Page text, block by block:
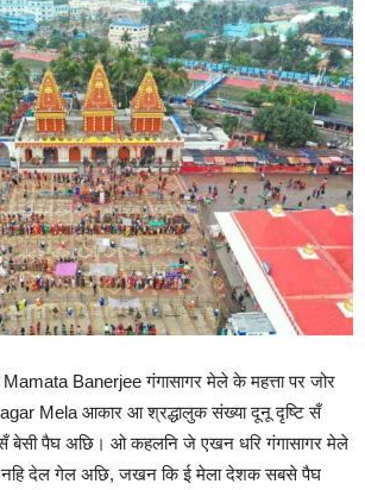
Mamata Banerjee गंगासागर मेले के महत्ता पर जोर
Mela आकार आ श्रद्धालुक संख्या दूनू दृष्टि सँ
बेसी पैघ अछि। ओ कहलनि जे एखन धरि गंगासागर मेले
नहि देल गेल अछि, जखन कि ई मेला देशक सबसे पैघ